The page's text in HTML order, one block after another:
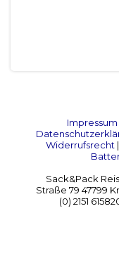
Impressum
Widerrufsrecht|
Sack&Pack
Straße 79 47799
(0) 2151